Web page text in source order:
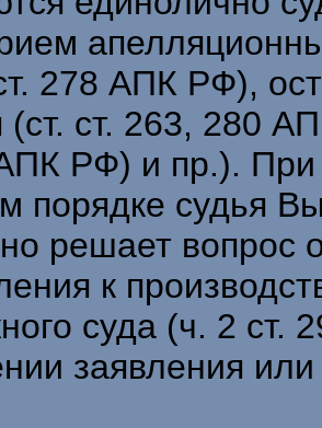
278 АПК РФ),
ст. 263, 280
РФ) и пр.). При
порядке судья
решает вопрос
к
суда (ч. 2 ст.
заявления